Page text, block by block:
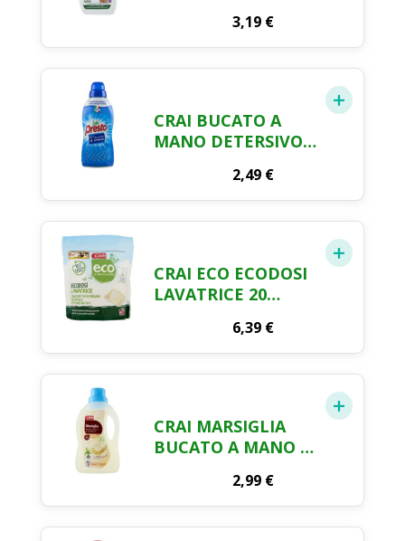
20 LAVAGGI, 750ML
3,19 €
CRAI BUCATO A
MANO DETERSIVO
2,49 €
CRAI ECO ECODOSI
LAVATRICE 20
6,39 €
CRAI MARSIGLIA
BUCATO A MANO E
2,99 €